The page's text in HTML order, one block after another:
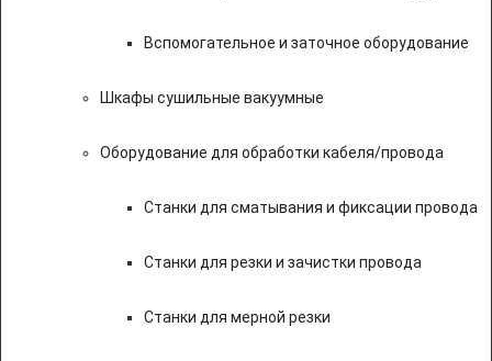
Вспомогательное и заточное оборудование
Шкафы сушильные вакуумные
Оборудование для обработки кабеля/провода
Станки для сматывания и фиксации провода
Станки для резки и зачистки провода
Станки для мерной резки